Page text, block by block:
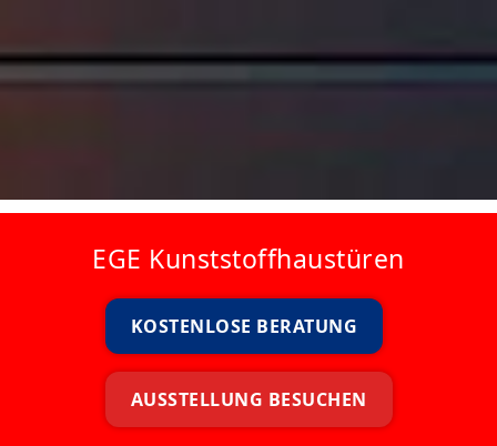
EGE Kunststoffhaustüren
KOSTENLOSE BERATUNG
AUSSTELLUNG BESUCHEN